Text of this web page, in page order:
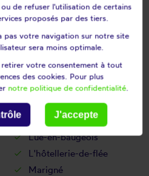
Les ponts-de-cé
Les rosiers-sur-loire
Les verchers-sur-layon
Linières-bouton
Loiré
Longué-jumelles
Louresse-rochemenier
Lué-en-baugeois
L'hôtellerie-de-flée
Marigné
de refuser l'utilisation de certains
proposés par des tiers.
pas votre navigation sur notre site
sera moins optimale.
votre consentement à tout
des cookies. Pour plus
notre politique de confidentialité.
J'accepte